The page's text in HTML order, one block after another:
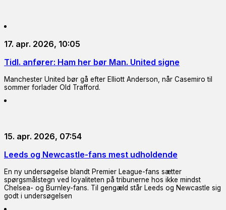
17. apr. 2026, 10:05
Tidl. anfører: Ham her bør Man. United signe
Manchester United bør gå efter Elliott Anderson, når Casemiro til
sommer forlader Old Trafford.
15. apr. 2026, 07:54
Leeds og Newcastle-fans mest udholdende
En ny undersøgelse blandt Premier League-fans sætter
spørgsmålstegn ved loyaliteten på tribunerne hos ikke mindst
Chelsea- og Burnley-fans. Til gengæld står Leeds og Newcastle sig
godt i undersøgelsen